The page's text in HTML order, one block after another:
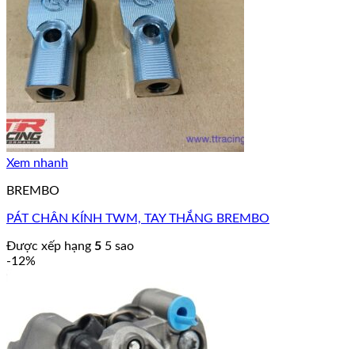
Xem nhanh
BREMBO
PÁT CHÂN KÍNH TWM, TAY THẮNG BREMBO
Được xếp hạng 5 5 sao
-12%